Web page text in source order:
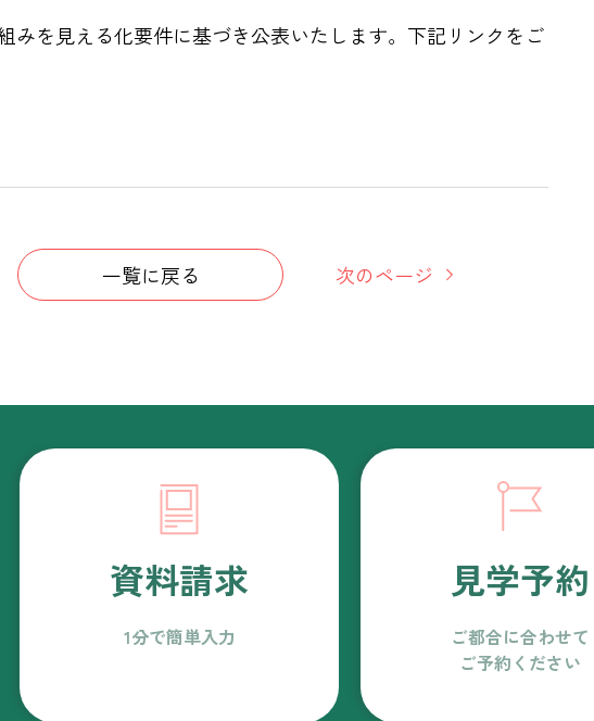
みを見える化要件に基づき公表いたします。下記リンクをご
一覧に戻る 次のページ
資料請求
1分で簡単入力
見学予約
ご都合に合わせて
ご予約ください